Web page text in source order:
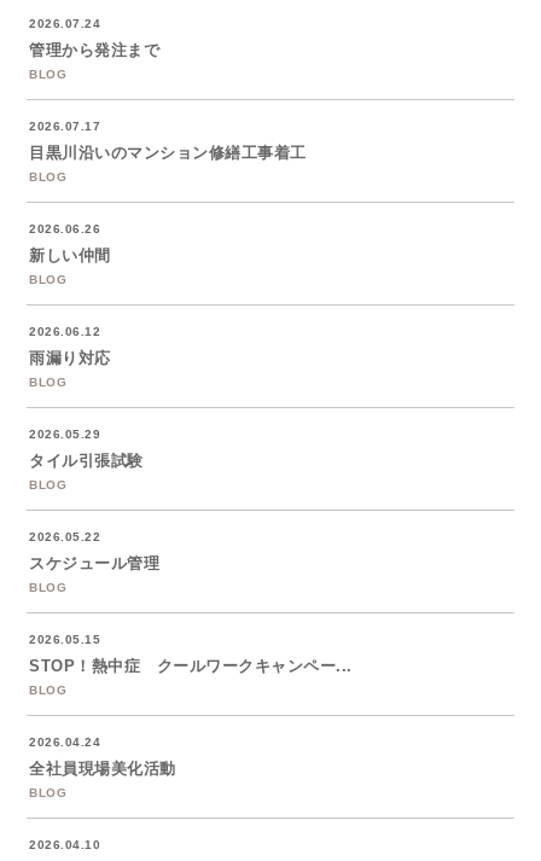
2026.07.24
管理から発注まで
BLOG
2026.07.17
目黒川沿いのマンション修繕工事着工
BLOG
2026.06.26
新しい仲間
BLOG
2026.06.12
雨漏り対応
BLOG
2026.05.29
タイル引張試験
BLOG
2026.05.22
スケジュール管理
BLOG
2026.05.15
STOP！熱中症 クールワークキャンペー...
BLOG
2026.04.24
全社員現場美化活動
BLOG
2026.04.10